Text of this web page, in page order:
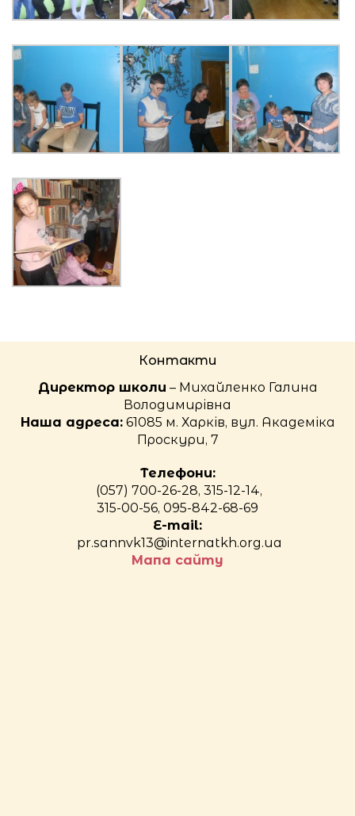
Контакти
Директор школи – Михайленко Галина
Володимирівна
Наша адреса:61085 м. Харків, вул. Академіка
Проскури, 7
Телефони:
(057) 700-26-28, 315-12-14,
315-00-56, 095-842-68-69
E-mail:
pr.sannvk13@internatkh.org.ua
Мапа сайту